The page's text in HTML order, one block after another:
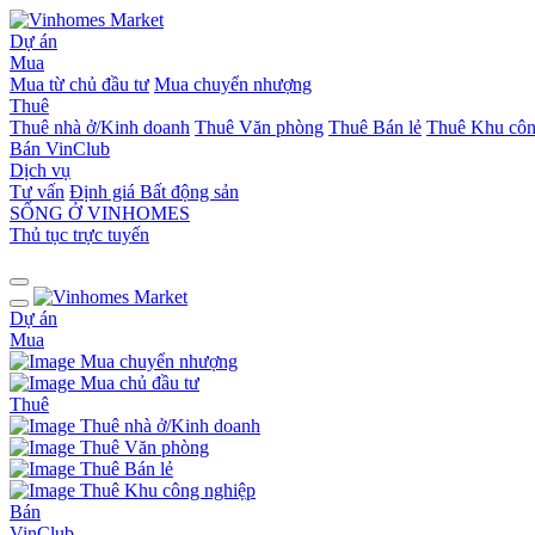
Dự án
Mua
Mua từ chủ đầu tư Mua chuyển nhượng
Thuê
Thuê nhà ở/Kinh doanh Thuê Văn phòng Thuê Bán lẻ Thuê Khu
Bán VinClub
Dịch vụ
Tư vấn Định giá Bất động sản
SỐNG Ở VINHOMES
Thủ tục trực tuyến
Dự án
Mua
Mua chuyển nhượng
Mua chủ đầu tư
Thuê
Thuê nhà ở/Kinh doanh
Thuê Văn phòng
Thuê Bán lẻ
Thuê Khu công nghiệp
Bán